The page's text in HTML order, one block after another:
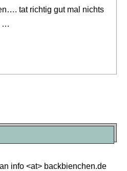
tat richtig gut mal nichts
…
info <at> backbienchen.de